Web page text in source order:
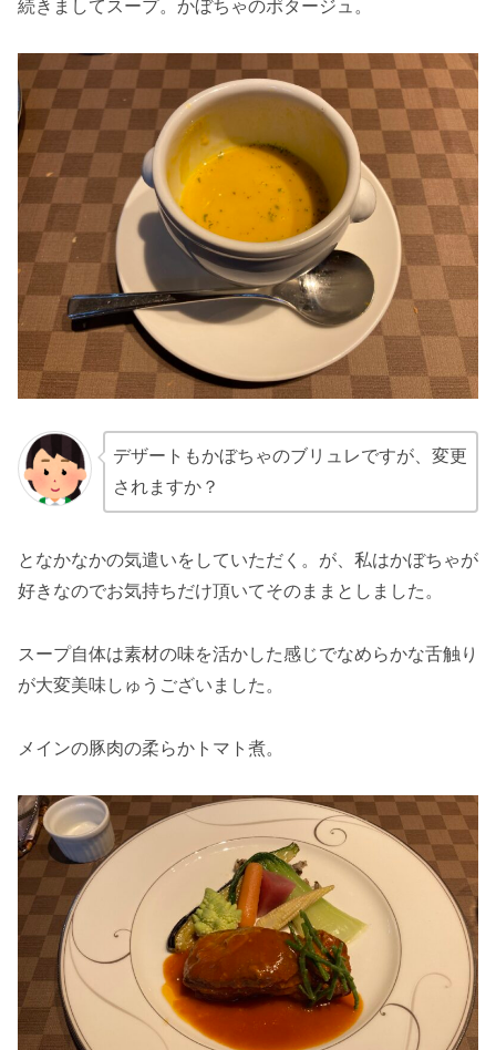
続きましてスープ。かぼちゃのポタージュ。
デザートもかぼちゃのブリュレですが、変更
されますか？
となかなかの気遣いをしていただく。が、私はかぼちゃが
好きなのでお気持ちだけ頂いてそのままとしました。
スープ自体は素材の味を活かした感じでなめらかな舌触り
が大変美味しゅうございました。
メインの豚肉の柔らかトマト煮。